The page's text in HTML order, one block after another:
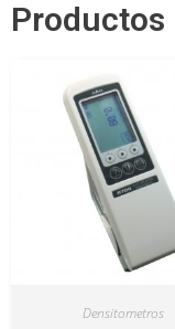
Productos
Densitometros